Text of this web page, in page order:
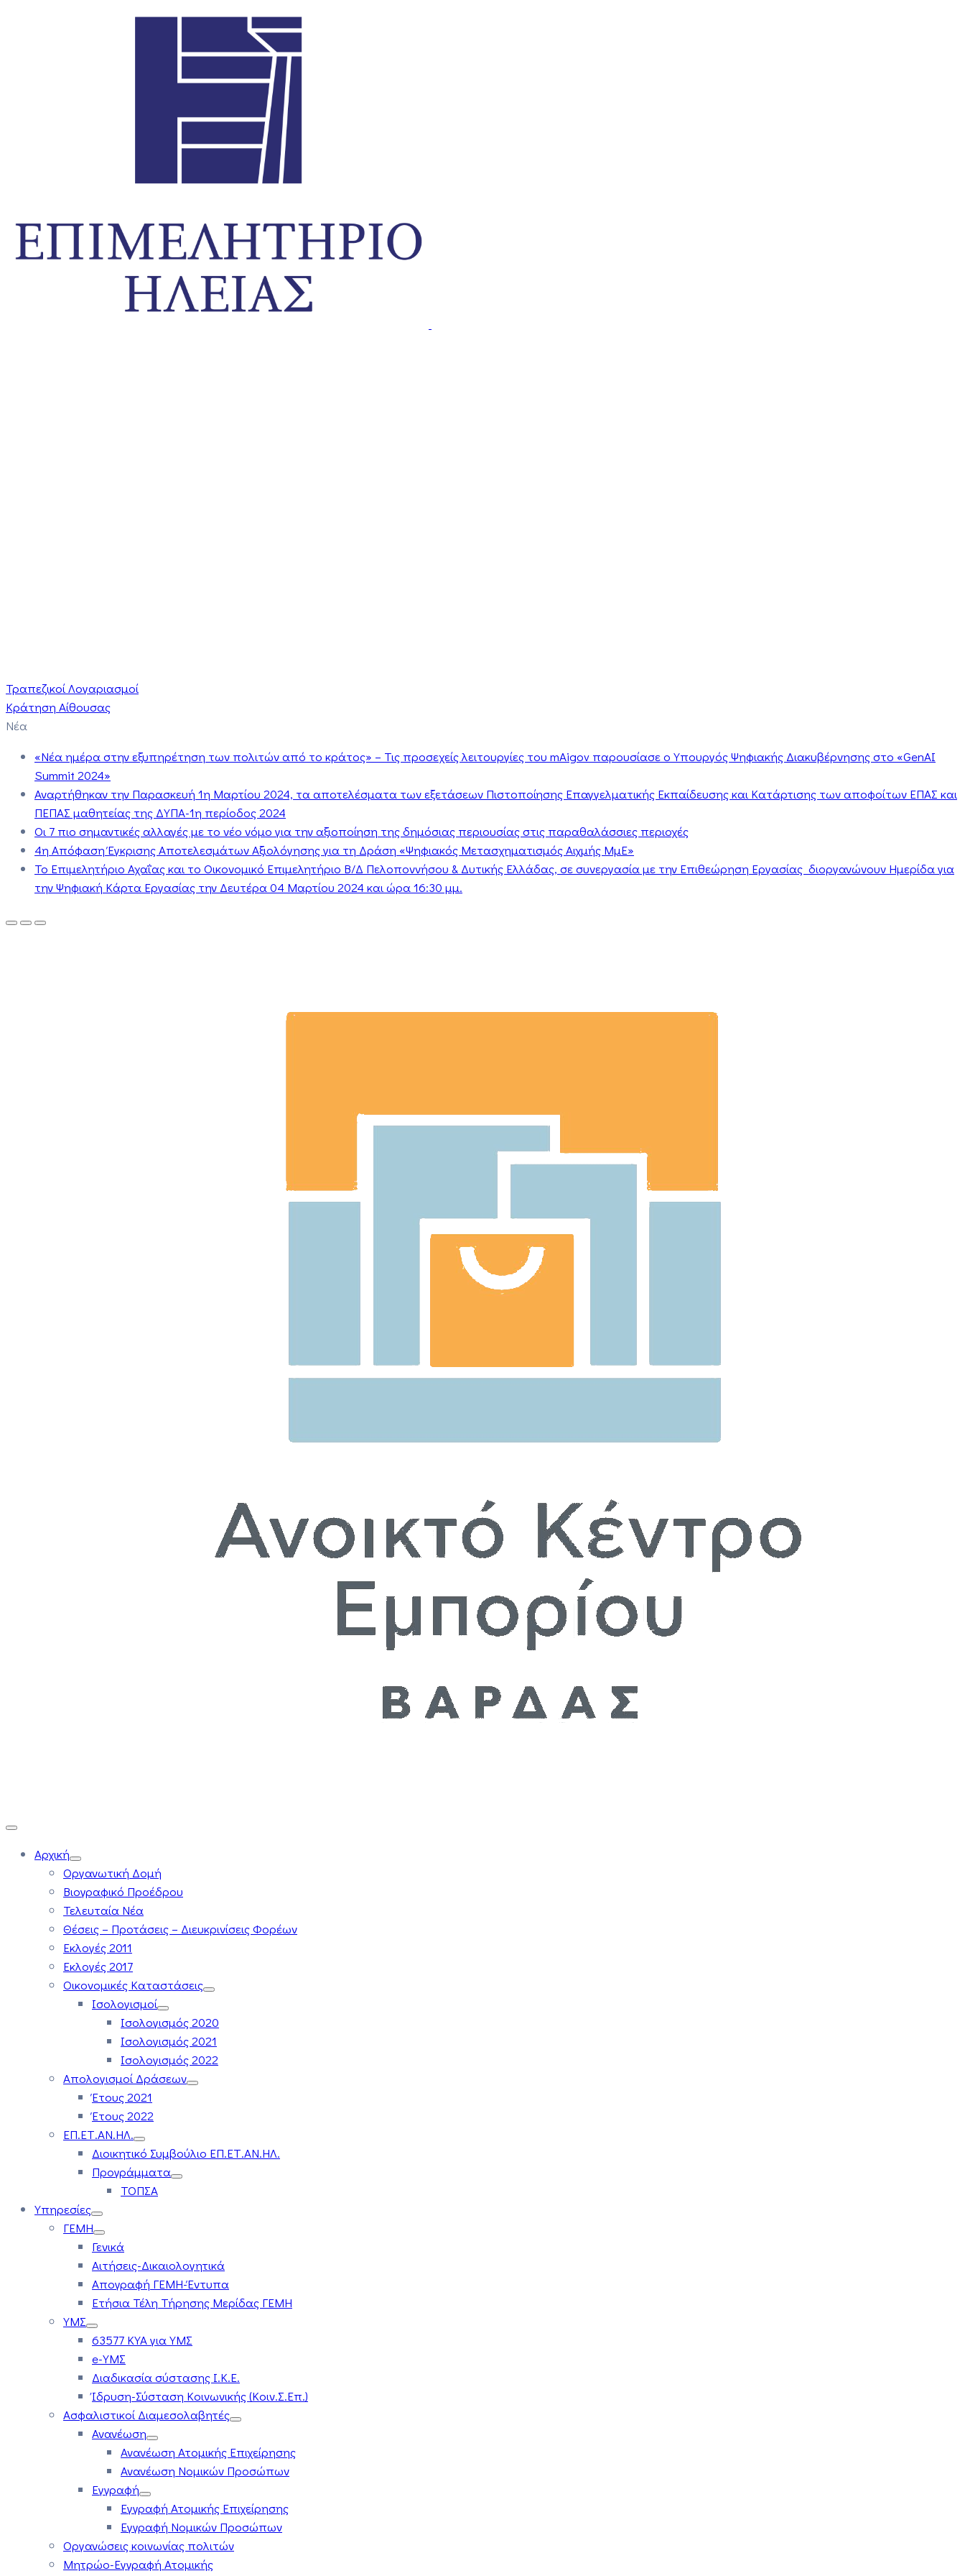
Τραπεζικοί Λογαριασμοί
Κράτηση Αίθουσας
Νέα
«Νέα ημέρα στην εξυπηρέτηση των πολιτών από το κράτος» – Τις προσεχείς λειτουργίες του mAigov παρουσίασε ο Υπουργός Ψηφιακής Διακυβέρνησης στο «GenAI
Summit 2024»
Αναρτήθηκαν την Παρασκευή 1η Μαρτίου 2024, τα αποτελέσματα των εξετάσεων Πιστοποίησης Επαγγελματικής Εκπαίδευσης και Κατάρτισης των αποφοίτων ΕΠΑΣ και
ΠΕΠΑΣ μαθητείας της ΔΥΠΑ-1η περίοδος 2024
Οι 7 πιο σημαντικές αλλαγές με το νέο νόμο για την αξιοποίηση της δημόσιας περιουσίας στις παραθαλάσσιες περιοχές
4η Απόφαση Έγκρισης Αποτελεσμάτων Αξιολόγησης για τη Δράση «Ψηφιακός Μετασχηματισμός Αιχμής ΜμΕ»
Το Επιμελητήριο Αχαΐας και το Οικονομικό Επιμελητήριο Β/Δ Πελοποννήσου & Δυτικής Ελλάδας, σε συνεργασία με την Επιθεώρηση Εργασίας διοργανώνουν Ημερίδα για
την Ψηφιακή Κάρτα Εργασίας την Δευτέρα 04 Μαρτίου 2024 και ώρα 16:30 μμ.
Αρχική
Οργανωτική Δομή
Βιογραφικό Προέδρου
Τελευταία Νέα
Θέσεις – Προτάσεις – Διευκρινίσεις Φορέων
Εκλογές 2011
Εκλογές 2017
Οικονομικές Καταστάσεις
Ισολογισμοί
Ισολογισμός 2020
Ισολογισμός 2021
Ισολογισμός 2022
Απολογισμοί Δράσεων
Έτους 2021
Έτους 2022
ΕΠ.ΕΤ.ΑΝ.ΗΛ.
Διοικητικό Συμβούλιο ΕΠ.ΕΤ.ΑΝ.ΗΛ.
Προγράμματα
ΤΟΠΣΑ
Υπηρεσίες
ΓΕΜΗ
Γενικά
Αιτήσεις-Δικαιολογητικά
Απογραφή ΓΕΜΗ-Έντυπα
Ετήσια Τέλη Τήρησης Μερίδας ΓΕΜΗ
ΥΜΣ
63577 ΚΥΑ για ΥΜΣ
e-ΥΜΣ
Διαδικασία σύστασης Ι.Κ.Ε.
Ίδρυση-Σύσταση Κοινωνικής (Κοιν.Σ.Επ.)
Ασφαλιστικοί Διαμεσολαβητές
Ανανέωση
Ανανέωση Ατομικής Επιχείρησης
Ανανέωση Νομικών Προσώπων
Εγγραφή
Εγγραφή Ατομικής Επιχείρησης
Εγγραφή Νομικών Προσώπων
Οργανώσεις κοινωνίας πολιτών
Μητρώο-Εγγραφή Ατομικής